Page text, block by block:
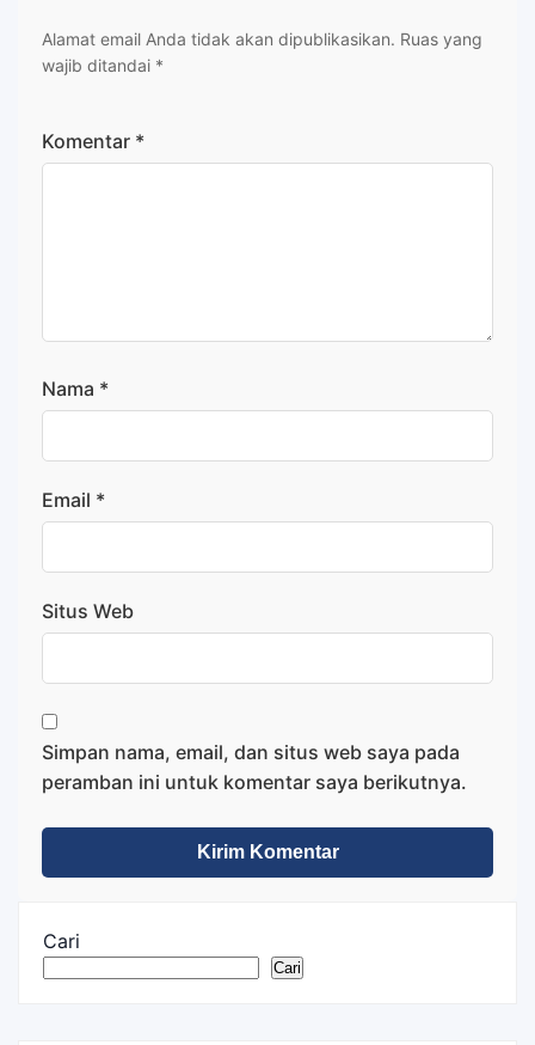
Alamat email Anda tidak akan dipublikasikan. Ruas yang
wajib ditandai *
Komentar *
Nama *
Email *
Situs Web
Simpan nama, email, dan situs web saya pada
peramban ini untuk komentar saya berikutnya.
Cari
Cari